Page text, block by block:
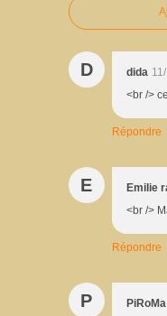
D dida
<br />
Répondre
E
Emilie
<br />
Répondre
P
PiRoMa